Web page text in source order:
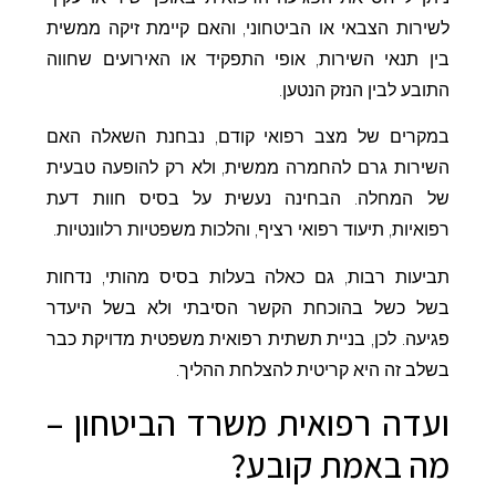
לשירות הצבאי או הביטחוני, והאם קיימת זיקה ממשית
בין תנאי השירות, אופי התפקיד או האירועים שחווה
התובע לבין הנזק הנטען.
במקרים של מצב רפואי קודם, נבחנת השאלה האם
השירות גרם להחמרה ממשית, ולא רק להופעה טבעית
של המחלה. הבחינה נעשית על בסיס חוות דעת
רפואיות, תיעוד רפואי רציף, והלכות משפטיות רלוונטיות.
תביעות רבות, גם כאלה בעלות בסיס מהותי, נדחות
בשל כשל בהוכחת הקשר הסיבתי ולא בשל היעדר
פגיעה. לכן, בניית תשתית רפואית משפטית מדויקת כבר
בשלב זה היא קריטית להצלחת ההליך.
ועדה רפואית משרד הביטחון –
מה באמת קובע?